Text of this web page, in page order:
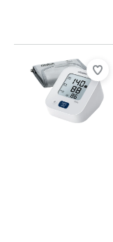
Beoordeling is 8,8 van